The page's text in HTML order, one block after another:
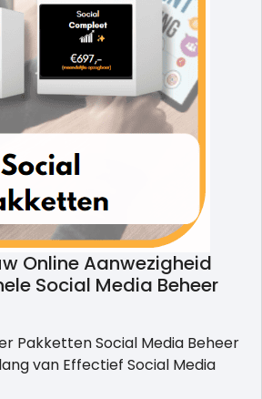
Online Aanwezigheid
Social Media Beheer
Pakketten Social Media Beheer
van Effectief Social Media